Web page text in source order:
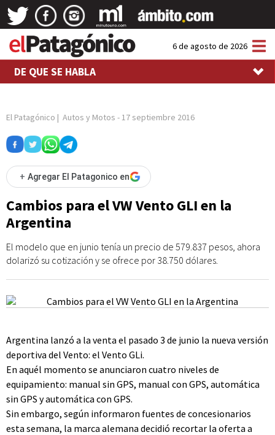
6 de agosto de 2026
DE QUE SE HABLA
El Patagónico | Autos y Motos - 17 septiembre 2016
+ Agregar El Patagonico en
Cambios para el VW Vento GLI en la
Argentina
El modelo que en junio tenía un precio de 579.837 pesos, ahora
dolarizó su cotización y se ofrece por 38.750 dólares.
Argentina lanzó a la venta el pasado 3 de junio la nueva versión
deportiva del Vento: el Vento GLi.
En aquél momento se anunciaron cuatro niveles de
equipamiento: manual sin GPS, manual con GPS, automática
sin GPS y automática con GPS.
Sin embargo, según informaron fuentes de concesionarios
esta semana, la marca alemana decidió recortar la oferta a